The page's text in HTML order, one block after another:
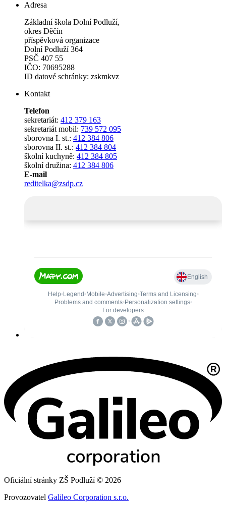
Adresa
Základní škola Dolní Podluží,
okres Děčín
příspěvková organizace
Dolní Podluží 364
PSČ 407 55
IČO: 70695288
ID datové schránky: zskmkvz
Kontakt
Telefon
sekretariát: 412 379 163
sekretariát mobil: 739 572 095
sborovna I. st.: 412 384 806
sborovna II. st.: 412 384 804
školní kuchyně: 412 384 805
školní družina: 412 384 806
E-mail
reditelka@zsdp.cz
Oficiální stránky ZŠ Podluží © 2026
Provozovatel Galileo Corporation s.r.o.